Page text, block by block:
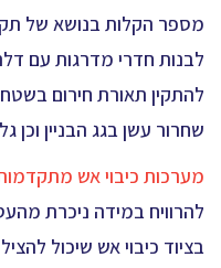
מספר הקלות בנושא של
לבנות חדרי מדרגות עם
להתקין תאורת חירום
שחרור עשן בגג הבניין וכן
מערכות כיבוי אש
בציוד כיבוי אש שיכול